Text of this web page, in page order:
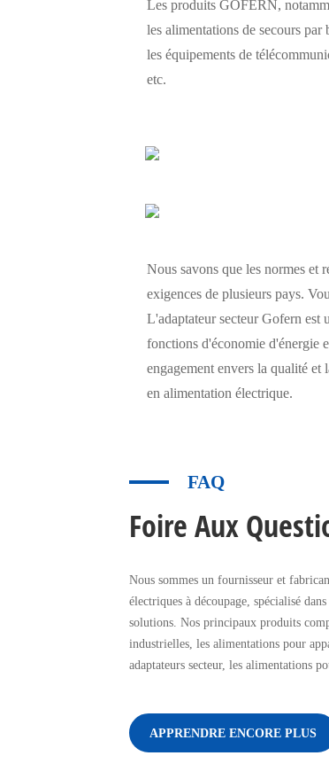
Les produits GOFERN,
les alimentations de secours par
les équipements de
etc.
Nous savons que les normes et
exigences de plusieurs pays.
L'adaptateur secteur Gofern est
fonctions d'économie d'énergie
engagement envers la qualité
en alimentation électrique.
FAQ
Foire Aux
Nous sommes un fournisseur et
électriques à découpage, spécialisé
solutions. Nos principaux produits
industrielles, les alimentations pour
adaptateurs secteur, les alimentations
APPRENDRE ENCORE PLUS